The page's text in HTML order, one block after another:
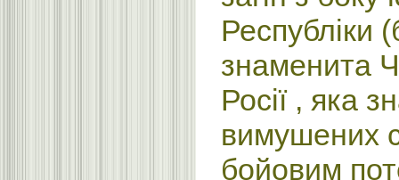
Республіки
знаменита
Росії , яка
вимушених
бойовим